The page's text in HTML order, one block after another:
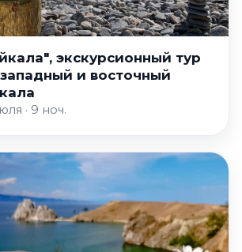
экскурсионный тур
и восточный
· 9 ноч.